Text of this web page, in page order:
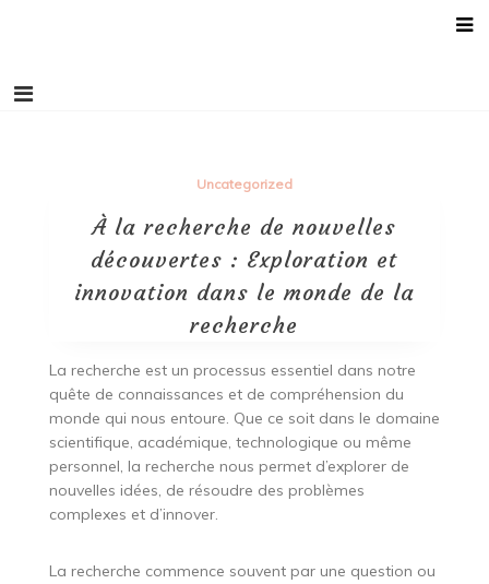
Uncategorized
À la recherche de nouvelles
découvertes : Exploration et
innovation dans le monde de la
recherche
La recherche est un processus essentiel dans notre
quête de connaissances et de compréhension du
monde qui nous entoure. Que ce soit dans le domaine
scientifique, académique, technologique ou même
personnel, la recherche nous permet d’explorer de
nouvelles idées, de résoudre des problèmes
complexes et d’innover.
La recherche commence souvent par une question ou